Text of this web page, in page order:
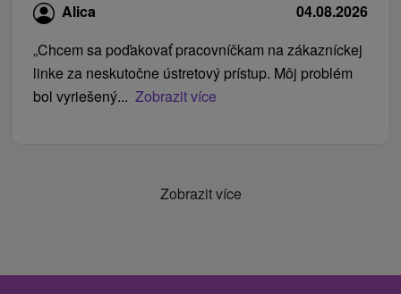
Alica
04.08.2026
„Chcem sa poďakovať pracovníčkam na zákazníckej
linke za neskutočne ústretový prístup. Môj problém
bol vyriešený... Zobrazit více
Zobrazit více